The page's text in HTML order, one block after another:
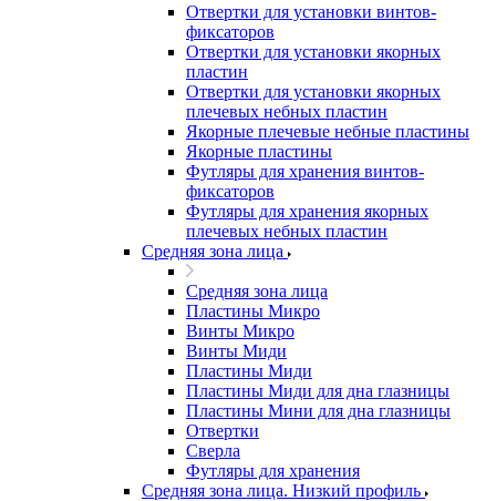
Отвертки для установки винтов-
фиксаторов
Отвертки для установки якорных
пластин
Отвертки для установки якорных
плечевых небных пластин
Якорные плечевые небные пластины
Якорные пластины
Футляры для хранения винтов-
фиксаторов
Футляры для хранения якорных
плечевых небных пластин
Средняя зона лица
Средняя зона лица
Пластины Микро
Винты Микро
Винты Миди
Пластины Миди
Пластины Миди для дна глазницы
Пластины Мини для дна глазницы
Отвертки
Сверла
Футляры для хранения
Средняя зона лица. Низкий профиль